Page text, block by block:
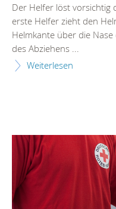
Der Helfer löst vorsichtig
erste Helfer zieht den
Helmkante über die
des Abziehens ...
Weiterlesen